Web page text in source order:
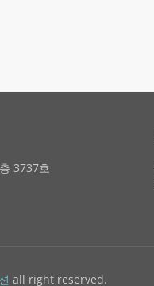
3737호
all right reserved.